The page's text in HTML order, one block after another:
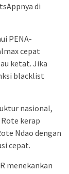
di
PENA-
cepat
ketat. Jika
blacklist
nasional,
kerap
Ndao dengan
cepat.
menekankan